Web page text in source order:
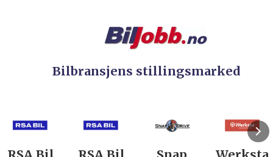
Bilbransjens stillingsmarked